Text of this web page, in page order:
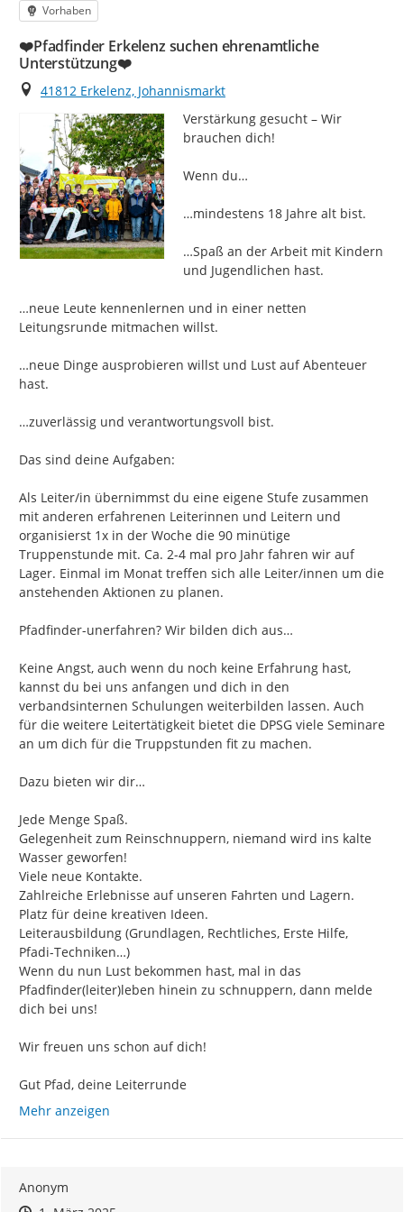
Kategorie
Vorhaben
❤️Pfadfinder Erkelenz suchen ehrenamtliche
Unterstützung❤️
Ort
41812 Erkelenz, Johannismarkt
Verstärkung gesucht – Wir
brauchen dich!
Wenn du…
…mindestens 18 Jahre alt bist.
…Spaß an der Arbeit mit Kindern
und Jugendlichen hast.
…neue Leute kennenlernen und in einer netten
Leitungsrunde mitmachen willst.
…neue Dinge ausprobieren willst und Lust auf Abenteuer
hast.
…zuverlässig und verantwortungsvoll bist.
Das sind deine Aufgaben:
Als Leiter/in übernimmst du eine eigene Stufe zusammen
mit anderen erfahrenen Leiterinnen und Leitern und
organisierst 1x in der Woche die 90 minütige
Truppenstunde mit. Ca. 2-4 mal pro Jahr fahren wir auf
Lager. Einmal im Monat treffen sich alle Leiter/innen um die
anstehenden Aktionen zu planen.
Pfadfinder-unerfahren? Wir bilden dich aus…
Keine Angst, auch wenn du noch keine Erfahrung hast,
kannst du bei uns anfangen und dich in den
verbandsinternen Schulungen weiterbilden lassen. Auch
für die weitere Leitertätigkeit bietet die DPSG viele Seminare
an um dich für die Truppstunden fit zu machen.
Dazu bieten wir dir…
Jede Menge Spaß.
Gelegenheit zum Reinschnuppern, niemand wird ins kalte
Wasser geworfen!
Viele neue Kontakte.
Zahlreiche Erlebnisse auf unseren Fahrten und Lagern.
Platz für deine kreativen Ideen.
Leiterausbildung (Grundlagen, Rechtliches, Erste Hilfe,
Pfadi-Techniken…)
Wenn du nun Lust bekommen hast, mal in das
Pfadfinder(leiter)leben hinein zu schnuppern, dann melde
dich bei uns!
Wir freuen uns schon auf dich!
Gut Pfad, deine Leiterrunde
Mehr anzeigen
Anonym